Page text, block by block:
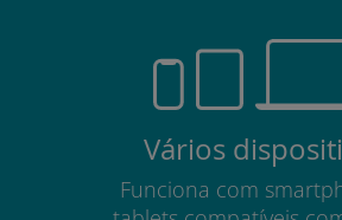
Vários
Funciona com